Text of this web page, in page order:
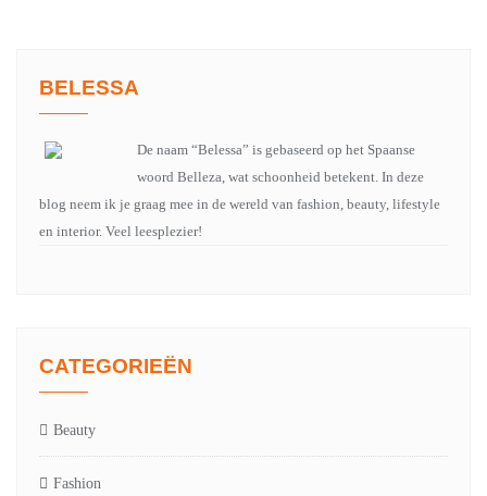
BELESSA
De naam “Belessa” is gebaseerd op het Spaanse
woord Belleza, wat schoonheid betekent. In deze
blog neem ik je graag mee in de wereld van fashion, beauty, lifestyle
en interior. Veel leesplezier!
CATEGORIEËN
Beauty
Fashion